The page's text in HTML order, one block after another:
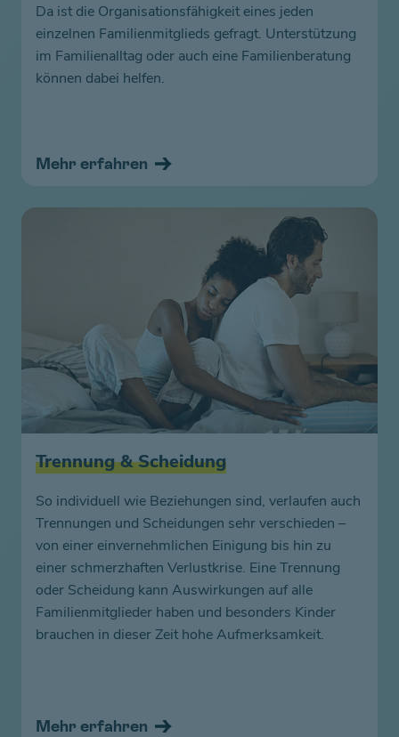
Da ist die Organisationsfähigkeit eines jeden
einzelnen Familienmitglieds gefragt. Unterstützung
im Familienalltag oder auch eine Familienberatung
können dabei helfen.
Mehr erfahren
Trennung & Scheidung
So individuell wie Beziehungen sind, verlaufen auch
Trennungen und Scheidungen sehr verschieden –
von einer einvernehmlichen Einigung bis hin zu
einer schmerzhaften Verlustkrise. Eine Trennung
oder Scheidung kann Auswirkungen auf alle
Familienmitglieder haben und besonders Kinder
brauchen in dieser Zeit hohe Aufmerksamkeit.
Mehr erfahren